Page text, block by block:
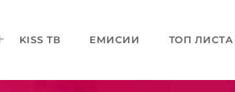
KISS ТВ ЕМИСИИ ТОП ЛИСТА